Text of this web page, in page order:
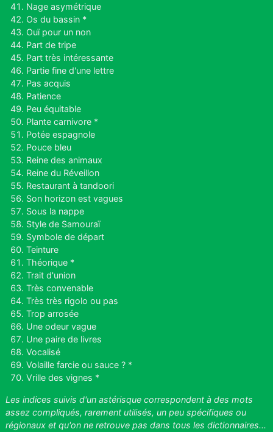
Nage asymétrique
Os du bassin *
Ouï pour un non
Part de tripe
Part très intéressante
Partie fine d'une lettre
Pas acquis
Patience
Peu équitable
Plante carnivore *
Potée espagnole
Pouce bleu
Reine des animaux
Reine du Réveillon
Restaurant à tandoori
Son horizon est vagues
Sous la nappe
Style de Samouraï
Symbole de départ
Teinture
Théorique *
Trait d'union
Très convenable
Très très rigolo ou pas
Trop arrosée
Une odeur vague
Une paire de livres
Vocalisé
Volaille farcie ou sauce ? *
Vrille des vignes *
Les indices suivis d'un astérisque correspondent à des mots
assez compliqués, rarement utilisés, un peu spécifiques ou
régionaux et qu'on ne retrouve pas dans tous les dictionnaires...